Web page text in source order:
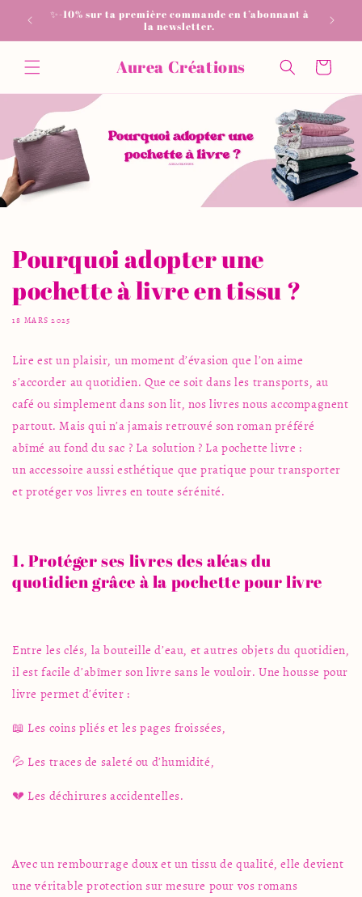
passer✨-10% sur ta première commande en t’abonnant à
la newsletter.
Aurea Créations Panier
Pourquoi adopter une
pochette à livre en tissu ?
18 MARS 2025
Lire est un plaisir, un moment d’évasion que l’on aime
s’accorder au quotidien. Que ce soit dans les transports, au
café ou simplement dans son lit, nos livres nous accompagnent
partout. Mais qui n’a jamais retrouvé son roman préféré
abîmé au fond du sac ? La solution ? La pochette livre :
un accessoire aussi esthétique que pratique pour transporter
et protéger vos livres en toute sérénité.
1. Protéger ses livres des aléas du
quotidien grâce à la pochette pour livre
Entre les clés, la bouteille d’eau, et autres objets du quotidien,
il est facile d’abîmer son livre sans le vouloir. Une housse pour
livre permet d’éviter :
📖 Les coins pliés et les pages froissées,
💦 Les traces de saleté ou d’humidité,
💔 Les déchirures accidentelles.
Avec un rembourrage doux et un tissu de qualité, elle devient
une véritable protection sur mesure pour vos romans